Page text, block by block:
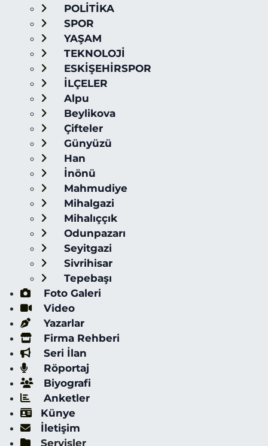
POLİTİKA
SPOR
YAŞAM
TEKNOLOJİ
ESKİŞEHİRSPOR
İLÇELER
Alpu
Beylikova
Çifteler
Günyüzü
Han
İnönü
Mahmudiye
Mihalgazi
Mihalıççık
Odunpazarı
Seyitgazi
Sivrihisar
Tepebaşı
Foto Galeri
Video
Yazarlar
Firma Rehberi
Seri İlan
Röportaj
Biyografi
Anketler
Künye
İletişim
Servisler